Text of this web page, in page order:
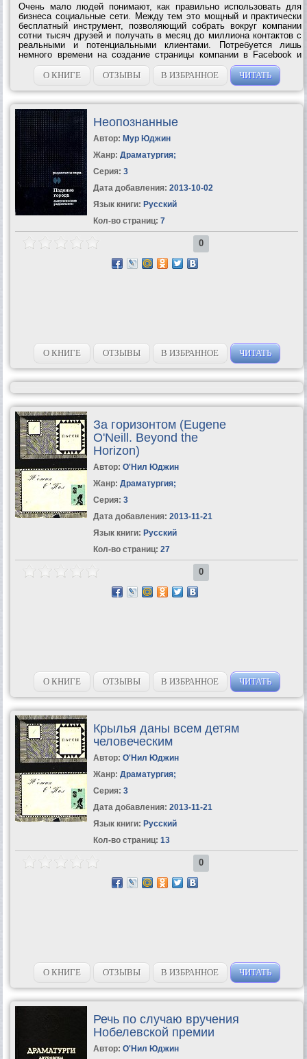
Очень мало людей понимают, как правильно использовать для
бизнеса социальные сети. Между тем это мощный и практически
бесплатный инструмент, позволяющий собрать вокруг компании
сотни тысяч друзей и получать в месяц до миллиона контактов с
реальными и потенциальными клиентами. Потребуется лишь
немного времени на создание страницы компании в Facebook и
«Вконтакте», дисциплинированность в поддержке коммуникации с
ее посетителями и...
О КНИГЕ ОТЗЫВЫ В ИЗБРАННОЕ ЧИТАТЬ
Неопознанные
Автор: Мур Юджин
Жанр: Драматургия;
Серия: 3
Дата добавления: 2013-10-02
Язык книги: Русский
Кол-во страниц: 7
0
О КНИГЕ ОТЗЫВЫ В ИЗБРАННОЕ ЧИТАТЬ
За горизонтом (Eugene
O'Neill. Beyond the
Horizon)
Автор: О'Нил Юджин
Жанр: Драматургия;
Серия: 3
Дата добавления: 2013-11-21
Язык книги: Русский
Кол-во страниц: 27
0
О КНИГЕ ОТЗЫВЫ В ИЗБРАННОЕ ЧИТАТЬ
Крылья даны всем детям
человеческим
Автор: О'Нил Юджин
Жанр: Драматургия;
Серия: 3
Дата добавления: 2013-11-21
Язык книги: Русский
Кол-во страниц: 13
0
О КНИГЕ ОТЗЫВЫ В ИЗБРАННОЕ ЧИТАТЬ
Речь по случаю вручения
Нобелевской премии
Автор: О'Нил Юджин